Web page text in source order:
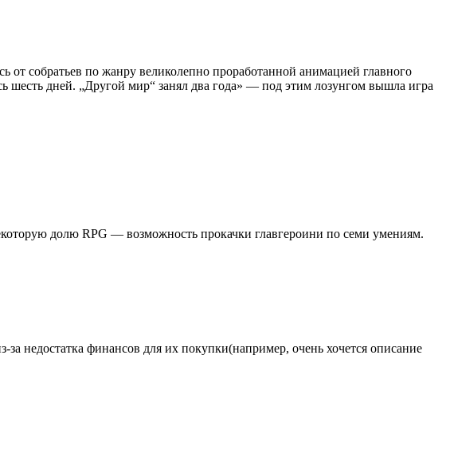
собратьев по жанру великолепно проработанной анимацией главного
шесть дней. „Другой мир“ занял два года» — под этим лозунгом вышла игра
долю RPG — возможность прокачки главгероини по семи умениям.
недостатка финансов для их покупки(например, очень хочется описание